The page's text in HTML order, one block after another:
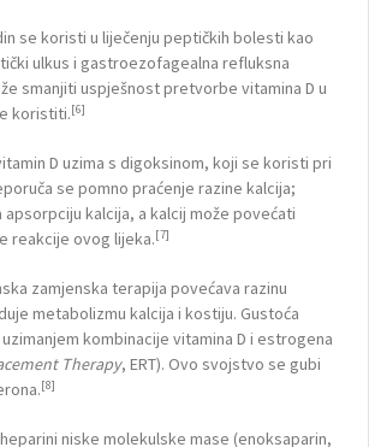
se koristi u liječenju peptičkih bolesti kao
ulkus i gastroezofagealna refluksna
smanjiti uspješnost pretvorbe vitamina D u
koristiti.[6]
D uzima s digoksinom, koji se koristi pri
se pomno praćenje razine kalcija;
apsorpciju kalcija, a kalcij može povećati
reakcije ovog lijeka.[7]
zamjenska terapija povećava razinu
metabolizmu kalcija i kostiju. Gustoća
kombinacije vitamina D i estrogena
Therapy, ERT). Ovo svojstvo se gubi
[8]
niske molekulske mase (enoksaparin,